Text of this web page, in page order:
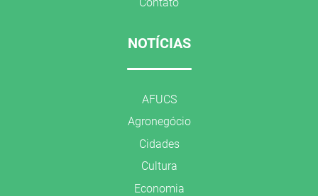
NOTÍCIAS
AFUCS
Agronegócio
Cidades
Cultura
Economia